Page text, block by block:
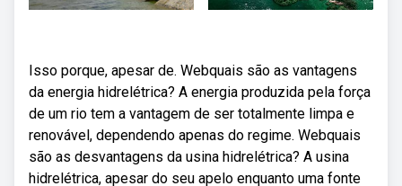
Isso porque, apesar de. Webquais são as vantagens
da energia hidrelétrica? A energia produzida pela força
de um rio tem a vantagem de ser totalmente limpa e
renovável, dependendo apenas do regime. Webquais
são as desvantagens da usina hidrelétrica? A usina
hidrelétrica, apesar do seu apelo enquanto uma fonte